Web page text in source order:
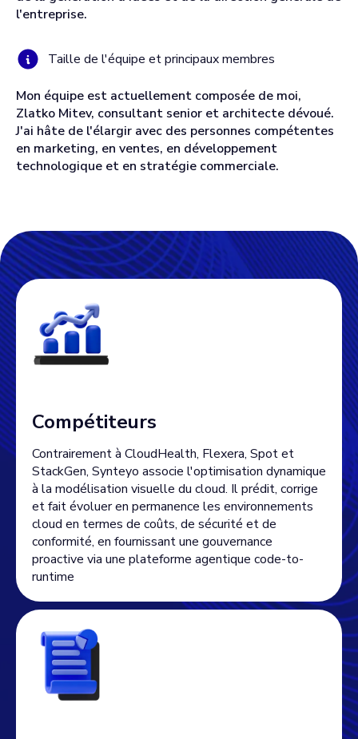
l'entreprise.
Taille de l'équipe et principaux membres
Mon équipe est actuellement composée de moi,
Zlatko Mitev, consultant senior et architecte dévoué.
J'ai hâte de l'élargir avec des personnes compétentes
en marketing, en ventes, en développement
technologique et en stratégie commerciale.
Compétiteurs
Contrairement à CloudHealth, Flexera, Spot et
StackGen, Synteyo associe l'optimisation dynamique
à la modélisation visuelle du cloud. Il prédit, corrige
et fait évoluer en permanence les environnements
cloud en termes de coûts, de sécurité et de
conformité, en fournissant une gouvernance
proactive via une plateforme agentique code-to-
runtime